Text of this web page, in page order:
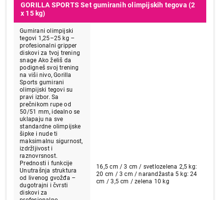
GORILLA SPORTS Set gumiranih olimpijskih tegova (2
x 15 kg)
Gumirani olimpijski
tegovi 1,25–25 kg –
profesionalni gripper
diskovi za tvoj trening
snage Ako želiš da
podigneš svoj trening
na viši nivo, Gorilla
Sports gumirani
olimpijski tegovi su
pravi izbor. Sa
prečnikom rupe od
50/51 mm, idealno se
uklapaju na sve
standardne olimpijske
šipke i nude ti
maksimalnu sigurnost,
izdržljivost i
raznovrsnost.
Prednosti i funkcije
Unutrašnja struktura
od livenog gvožđa –
dugotrajni i čvrsti
diskovi za
16,5 cm / 3 cm / svetlozelena 2,5 kg:
20 cm / 3 cm / narandžasta 5 kg: 24
cm / 3,5 cm / zelena 10 kg